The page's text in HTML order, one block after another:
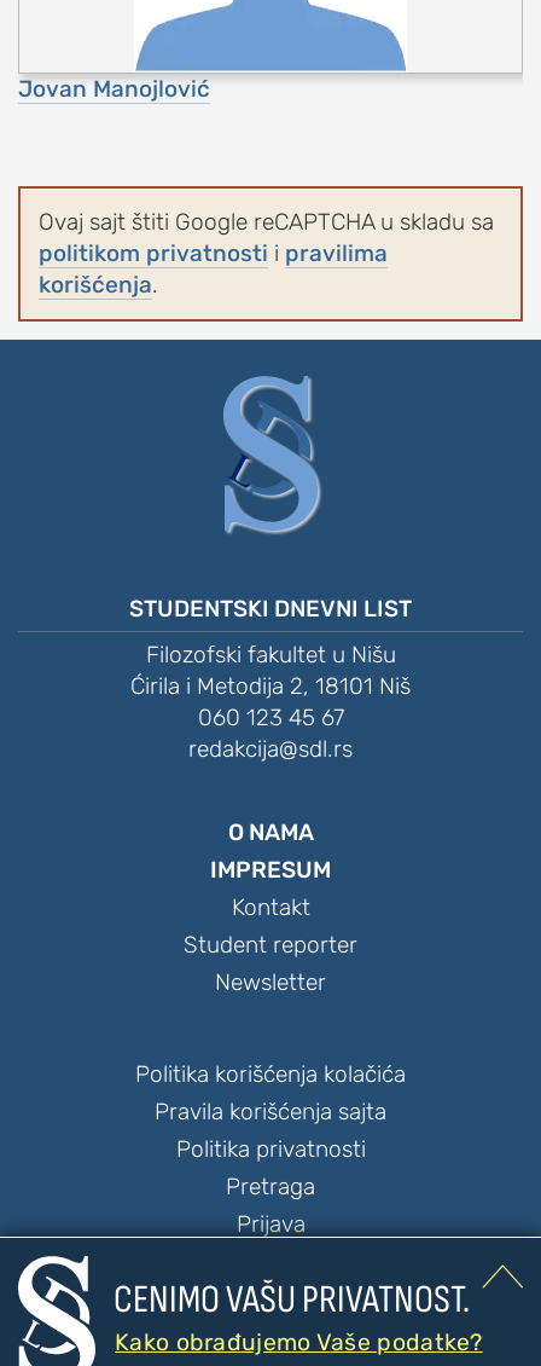
Jovan Manojlović
Ovaj sajt štiti Google reCAPTCHA u skladu sa
politikom privatnosti i pravilima
korišćenja.
STUDENTSKI DNEVNI LIST
Filozofski fakultet u Nišu
Ćirila i Metodija 2, 18101 Niš
060 123 45 67
redakcija@sdl.rs
O NAMA
IMPRESUM
Kontakt
Student reporter
Newsletter
Politika korišćenja kolačića
Pravila korišćenja sajta
Politika privatnosti
Pretraga
Prijava
    

CENIMO VAŠU PRIVATNOST.
Kako obrađujemo Vaše podatke?